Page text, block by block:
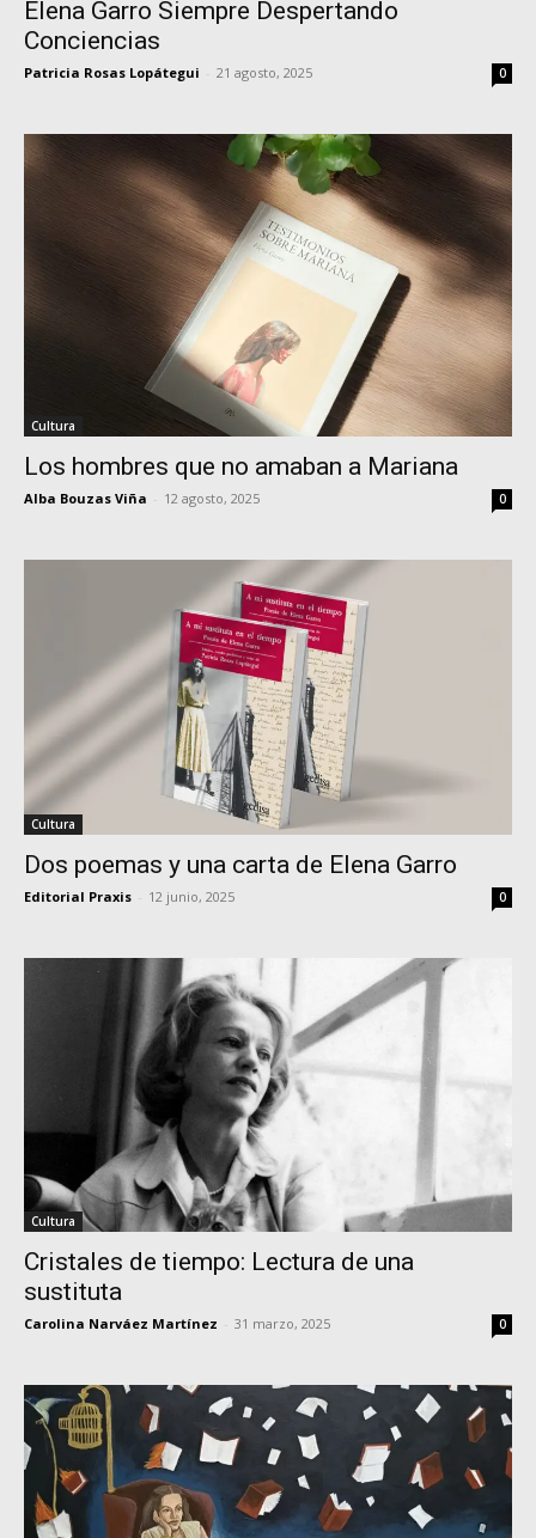
Elena Garro Siempre Despertando
Conciencias
Patricia Rosas Lopátegui 21 agosto, 2025 0
Cultura
Los hombres que no amaban a Mariana
Alba Bouzas Viña 12 agosto, 2025 0
Cultura
Dos poemas y una carta de Elena Garro
Editorial Praxis 12 junio, 2025 0
Cultura
Cristales de tiempo: Lectura de una
sustituta
Carolina Narváez Martínez 31 marzo, 2025 0